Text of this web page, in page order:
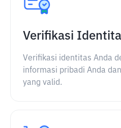
Verifikasi
Verifikasi identitas Anda
informasi pribadi Anda
yang valid.